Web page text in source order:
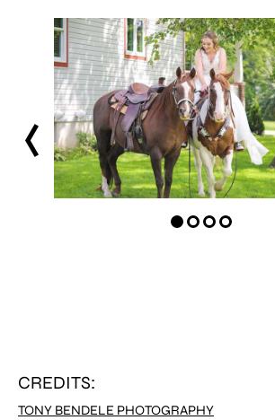
prev
CREDITS:
TONY BENDELE PHOTOGRAPHY